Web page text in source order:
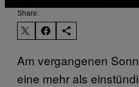
Share:
Am vergangenen
eine mehr als